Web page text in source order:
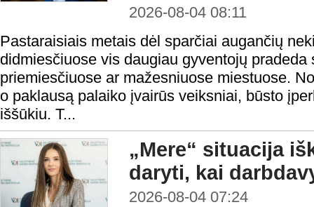
2026-08-04 08:11
Pastaraisiais metais dėl sparčiai augančių
didmiesčiuose vis daugiau gyventojų pradeda
priemiesčiuose ar mažesniuose miestuose.
o paklausą palaiko įvairūs veiksniai, būsto
iššūkiu. T...
„Mere“ situacija
daryti, kai
2026-08-04 07:24